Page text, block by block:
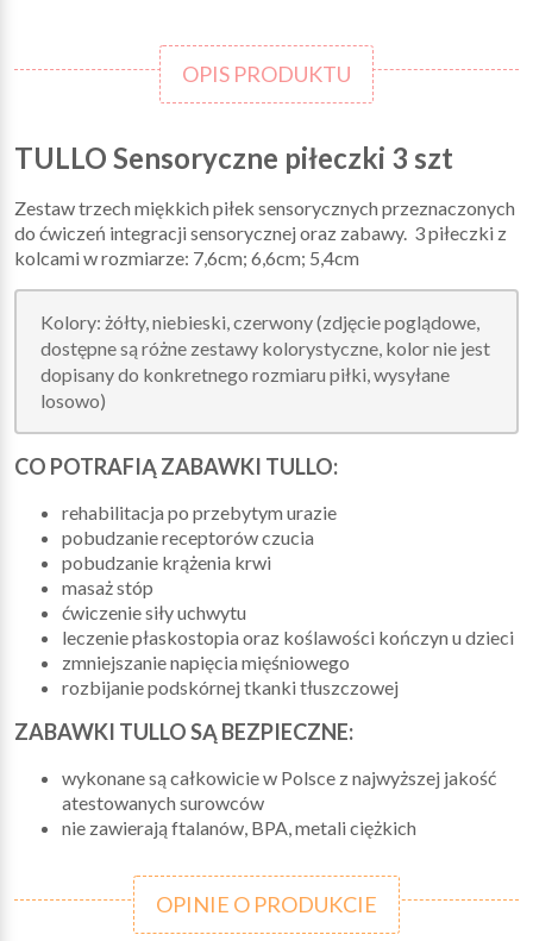
OPIS PRODUKTU
TULLO Sensoryczne piłeczki 3 szt
Zestaw trzech miękkich piłek sensorycznych przeznaczonych
do ćwiczeń integracji sensorycznej oraz zabawy. 3 piłeczki z
kolcami w rozmiarze: 7,6cm; 6,6cm; 5,4cm
Kolory: żółty, niebieski, czerwony (zdjęcie poglądowe,
dostępne są różne zestawy kolorystyczne, kolor nie jest
dopisany do konkretnego rozmiaru piłki, wysyłane
losowo)
CO POTRAFIĄ ZABAWKI TULLO:
rehabilitacja po przebytym urazie
pobudzanie receptorów czucia
pobudzanie krążenia krwi
masaż stóp
ćwiczenie siły uchwytu
leczenie płaskostopia oraz koślawości kończyn u dzieci
zmniejszanie napięcia mięśniowego
rozbijanie podskórnej tkanki tłuszczowej
ZABAWKI TULLO SĄ BEZPIECZNE:
wykonane są całkowicie w Polsce z najwyższej jakość
atestowanych surowców
nie zawierają ftalanów, BPA, metali ciężkich
OPINIE O PRODUKCIE